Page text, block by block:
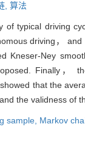
, 算法
of typical driving
driving，
Kneser-Ney
Finally，
that the
the validness of
sample, Markov